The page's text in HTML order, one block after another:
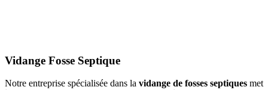
Vidange Fosse Septique
Notre entreprise spécialisée dans la vidange de fosses septiques met